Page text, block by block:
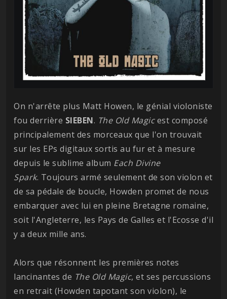
On n'arrête plus Matt Howen, le génial violoniste
fou derrière SIEBEN. The Old Magicest composé
principalement des morceaux que l'on trouvait
sur les EPs digitaux sortis au fur et à mesure
depuis le sublime album Each Divine
Spark. Toujours armé seulement de son violon et
de sa pédale de boucle, Howden promet de nous
embarquer avec lui en pleine Bretagne romaine,
soit l'Angleterre, les Pays de Galles et l'Ecosse d'il
y a deux mille ans.
Alors que résonnent les premières notes
lancinantes de The Old Magic, et ses percussions
en retrait (Howden tapotant son violon), le